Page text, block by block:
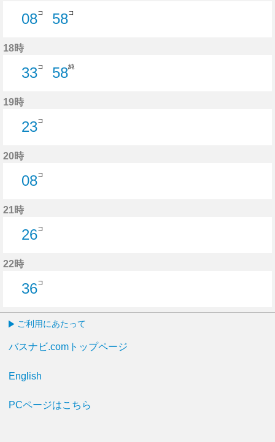
08コ
58コ
18時
33コ
58純
19時
23コ
20時
08コ
21時
26コ
22時
36コ
ご利用にあたって
バスナビ.comトップページ
English
PCページはこちら